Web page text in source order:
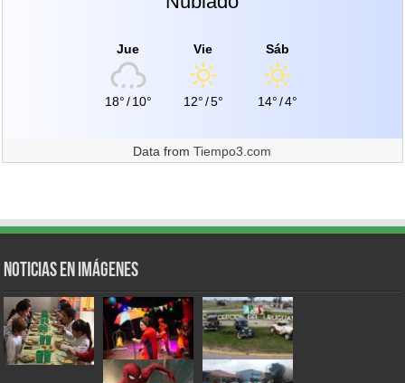
Jue
18°/10°
Vie
12°/5°
Sáb
14°/4°
Data fromTiempo3.com
Noticias en Imágenes